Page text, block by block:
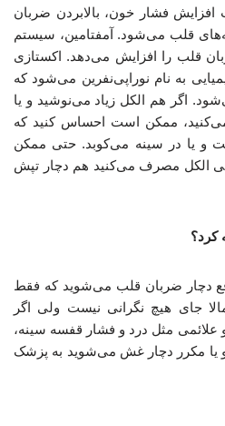
فشار خون، بالابردن ضربان
قلب می‌شود. آمفتامین، سیستم
قلب را افزایش می‌دهد. اکستازی
به نام نوراپی‌نفرین می‌شود که
اگر هم الکل زیاد می‌نوشید و یا
ممکن است احساس کنید که
و یا در سینه می‌کوبد. حتی ممکن
الکل مصرف می‌کنید هم دچار تپش
کرد؟
دچار ضربان قلب می‌شوید که فقط
جای هیچ نگرانی نیست ولی اگر
علائمی مثل درد و فشار قفسه سینه،
یا مکرر دچار غش‌ می‌شوید به پزشک